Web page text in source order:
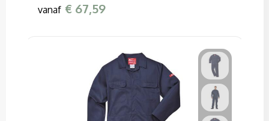
vanaf € 67,59